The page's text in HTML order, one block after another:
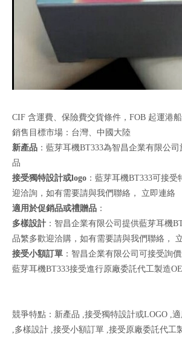
CIF 含運費、保險費交貨條件，FOB 起運港
銷售目標市場：台灣、中國大陸
新產品 ：藍芽耳機BT333為智昌企業有限公司
品
接受獨特設計或logo ：藍芽耳機BT333可接
迎洽詢，如有需要請與我們聯絡， 立即連絡
適用於促銷品或禮贈品 ：
多樣設計 ：智昌企業有限公司提供藍芽耳機
品繁多歡迎洽購，如有需要請與我們聯絡，
接受小額訂單 ：智昌企業有限公司可接受詢
藍芽耳機BT333接受進行原廠委託代工製造
競爭特點：新產品 ,接受獨特設計或LOGO ,
,多樣設計 ,接受小額訂單 ,接受原廠委託代工